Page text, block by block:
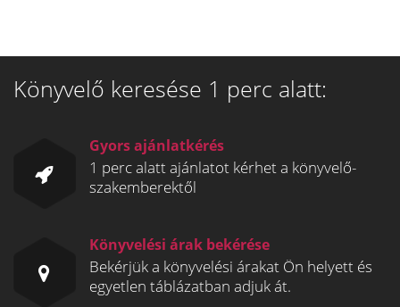
Könyvelő keresése 1 perc alatt:
Gyors ajánlatkérés
1 perc alatt ajánlatot kérhet a könyvelő-
szakemberektől
Könyvelési árak bekérése
Bekérjük a könyvelési árakat Ön helyett és
egyetlen táblázatban adjuk át.